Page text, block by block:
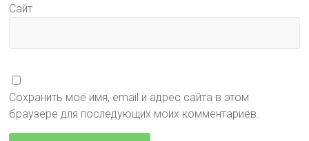
Сайт
Сохранить моё имя, email и адрес сайта в этом
браузере для последующих моих комментариев.